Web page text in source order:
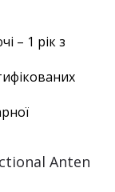
– 1 рік з
Anten